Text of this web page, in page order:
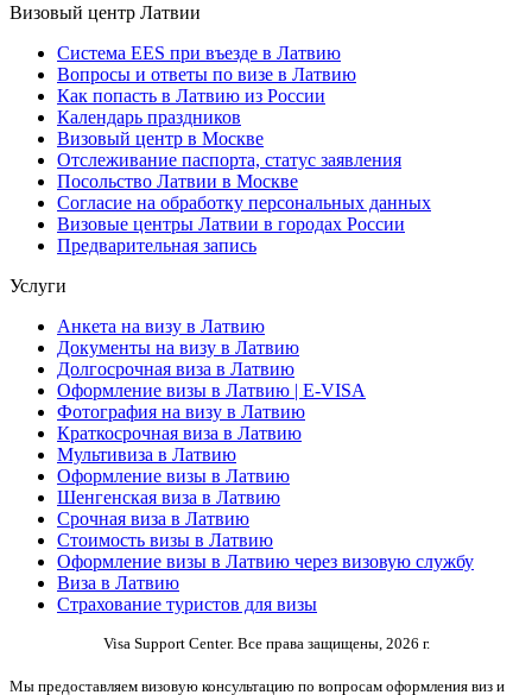
Визовый центр Латвии
Система EES при въезде в Латвию
Вопросы и ответы по визе в Латвию
Как попасть в Латвию из России
Календарь праздников
Визовый центр в Москве
Отслеживание паспорта, статус заявления
Посольство Латвии в Москве
Согласие на обработку персональных данных
Визовые центры Латвии в городах России
Предварительная запись
Услуги
Анкета на визу в Латвию
Документы на визу в Латвию
Долгосрочная виза в Латвию
Оформление визы в Латвию | E-VISA
Фотография на визу в Латвию
Краткосрочная виза в Латвию
Мультивиза в Латвию
Оформление визы в Латвию
Шенгенская виза в Латвию
Срочная виза в Латвию
Стоимость визы в Латвию
Оформление визы в Латвию через визовую службу
Виза в Латвию
Страхование туристов для визы
Visa Support Center. Все права защищены, 2026 г.
Мы предоставляем визовую консультацию по вопросам оформления виз и